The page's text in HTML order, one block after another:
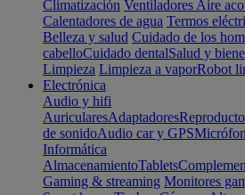
Climatización Ventiladores Aire
Calentadores de agua Termos
Belleza y salud Cuidado de los
cabelloCuidado dentalSalud y
Limpieza Limpieza a vaporRobot
Electrónica
Audio y hifi
AuricularesAdaptadores
de sonidoAudio car y GPS
Informática
AlmacenamientoTablets
Gaming & streaming Monitores